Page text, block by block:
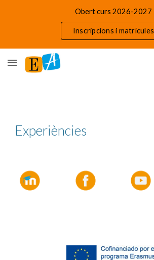
Obert curs 2026-2027
Inscripcions i matrícules
Experiències